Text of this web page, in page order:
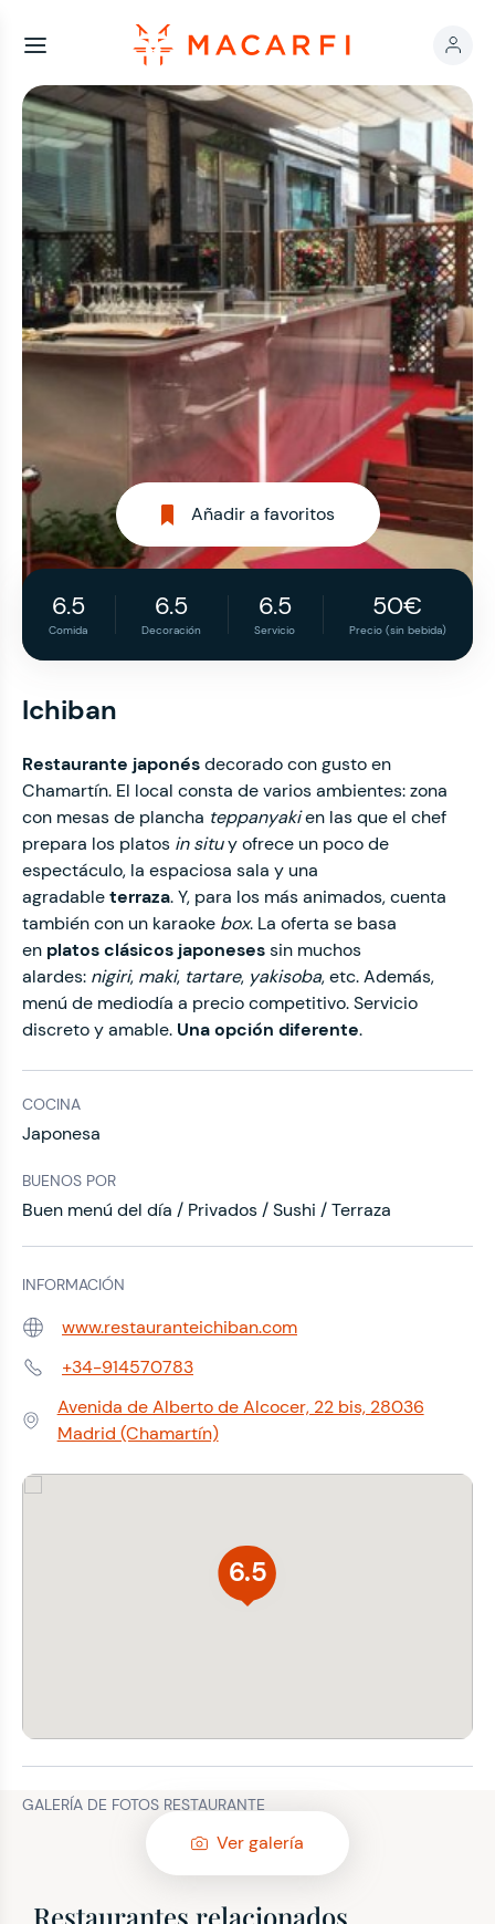
Añadir a favoritos
6.5
Comida
6.5
Decoración
6.5
Servicio
50€
Precio (sin bebida)
Ichiban
Restaurante japonésdecorado con gusto en
Chamartín. El local consta de varios ambientes: zona
con mesas de plancha teppanyakien las que el chef
prepara los platos in situy ofrece un poco de
espectáculo, la espaciosa sala y una
agradableterraza. Y, para los más animados, cuenta
también con un karaoke box. La oferta se basa
en platos clásicos japonesessin muchos
alardes: nigiri, maki, tartare, yakisoba, etc. Además,
menú de mediodía a precio competitivo. Servicio
discreto y amable. Una opción diferente.
COCINA
Japonesa
BUENOS POR
Buen menú del día / Privados / Sushi / Terraza
INFORMACIÓN
Web: www.restauranteichiban.com
Teléfono:+34-914570783
Dirección:
Avenida de Alberto de Alcocer, 22 bis, 28036
Madrid (Chamartín)
6.5
GALERÍA DE FOTOS RESTAURANTE
Ver galería
Restaurantes relacionados